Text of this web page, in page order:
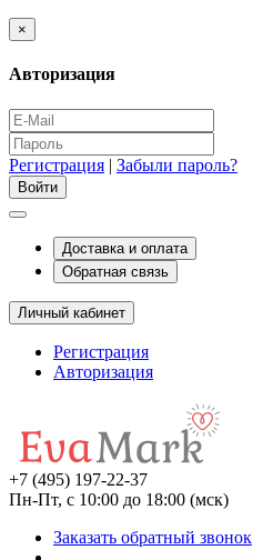
×
Авторизация
Регистрация | Забыли пароль?
Доставка и оплата
Обратная связь
Личный кабинет
Регистрация
Авторизация
+7 (495) 197-22-37
Пн-Пт, с 10:00 до 18:00 (мск)
Заказать обратный звонок